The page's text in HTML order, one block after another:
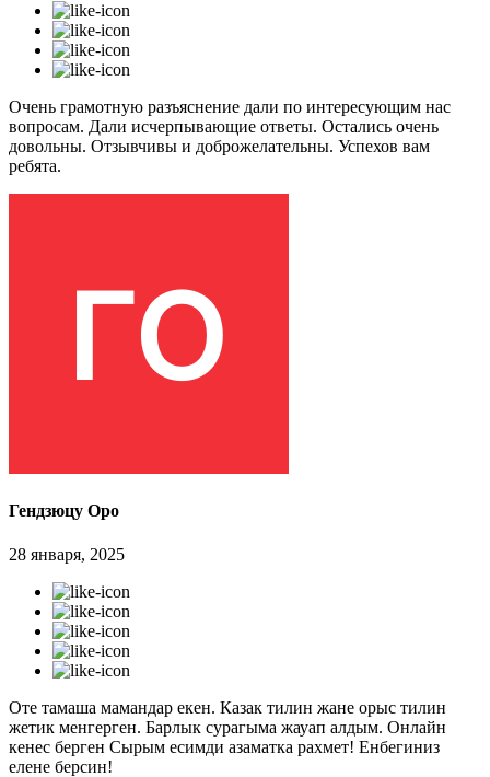
Очень грамотную разъяснение дали по интересующим нас
вопросам. Дали исчерпывающие ответы. Остались очень
довольны. Отзывчивы и доброжелательны. Успехов вам
ребята.
Гендзюцу Оро
28 января, 2025
Оте тамаша мамандар екен. Казак тилин жане орыс тилин
жетик менгерген. Барлык сурагыма жауап алдым. Онлайн
кенес берген Сырым есимди азаматка рахмет! Енбегиниз
елене берсин!